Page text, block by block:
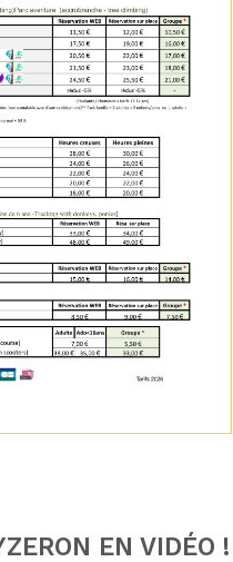
EN VIDÉO !